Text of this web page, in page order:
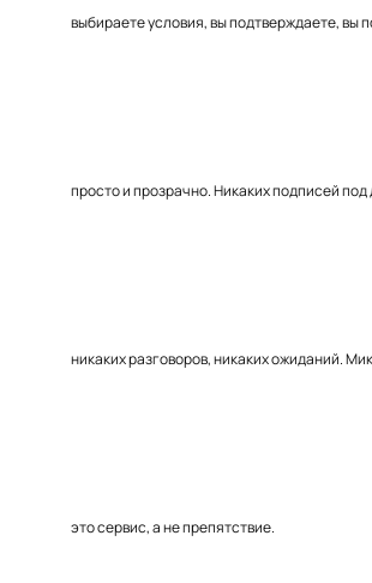
выбираете условия, вы подтверждаете, вы
просто и прозрачно. Никаких подписей
никаких разговоров, никаких ожиданий.
это сервис, а не препятствие.